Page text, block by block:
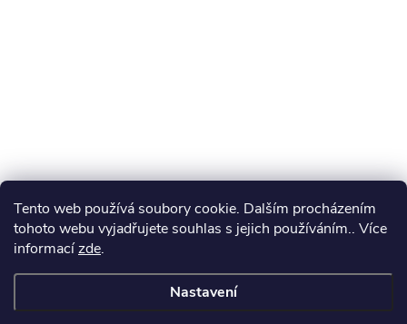
Tento web používá soubory cookie. Dalším procházením
tohoto webu vyjadřujete souhlas s jejich používáním.. Více
informacízde.
Nastavení